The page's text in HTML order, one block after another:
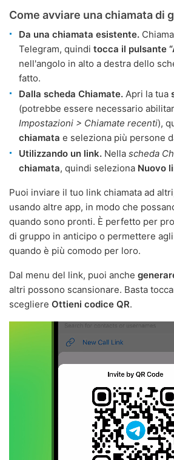
Come avviare una chiamata di
Da una chiamata esistente.
Telegram, quindi tocca il pulsante
nell'angolo in alto a destra dello
fatto.
Dalla scheda Chiamate. Apri la tua
(potrebbe essere necessario
Impostazioni > Chiamate recenti),
chiamata e seleziona più persone
Utilizzando un link. Nella scheda
chiamata, quindi seleziona Nuovo
Puoi inviare il tuo link chiamata ad
usando altre app, in modo che
quando sono pronti. È perfetto per
di gruppo in anticipo o permettere
quando è più comodo per loro.
Dal menu del link, puoi anche
altri possono scansionare. Basta
scegliere Ottieni codice QR.